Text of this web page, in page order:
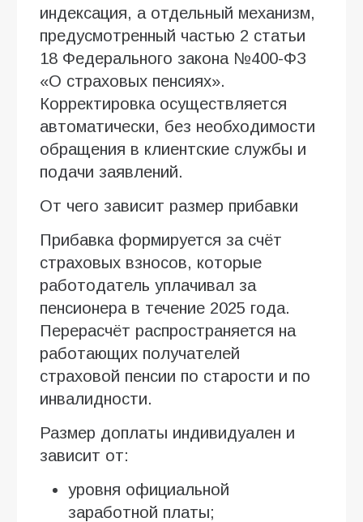
индексация, а отдельный механизм,
предусмотренный частью 2 статьи
18 Федерального закона №400-ФЗ
«О страховых пенсиях».
Корректировка осуществляется
автоматически, без необходимости
обращения в клиентские службы и
подачи заявлений.
От чего зависит размер прибавки
Прибавка формируется за счёт
страховых взносов, которые
работодатель уплачивал за
пенсионера в течение 2025 года.
Перерасчёт распространяется на
работающих получателей
страховой пенсии по старости и по
инвалидности.
Размер доплаты индивидуален и
зависит от:
уровня официальной
заработной платы;